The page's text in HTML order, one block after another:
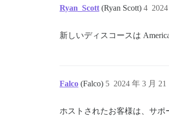
Ryan_Scott (Ryan Scott) 4
新しいディスコースは
Falco (Falco) 2024 年 3 月
5
ホストされたお客様は、サ